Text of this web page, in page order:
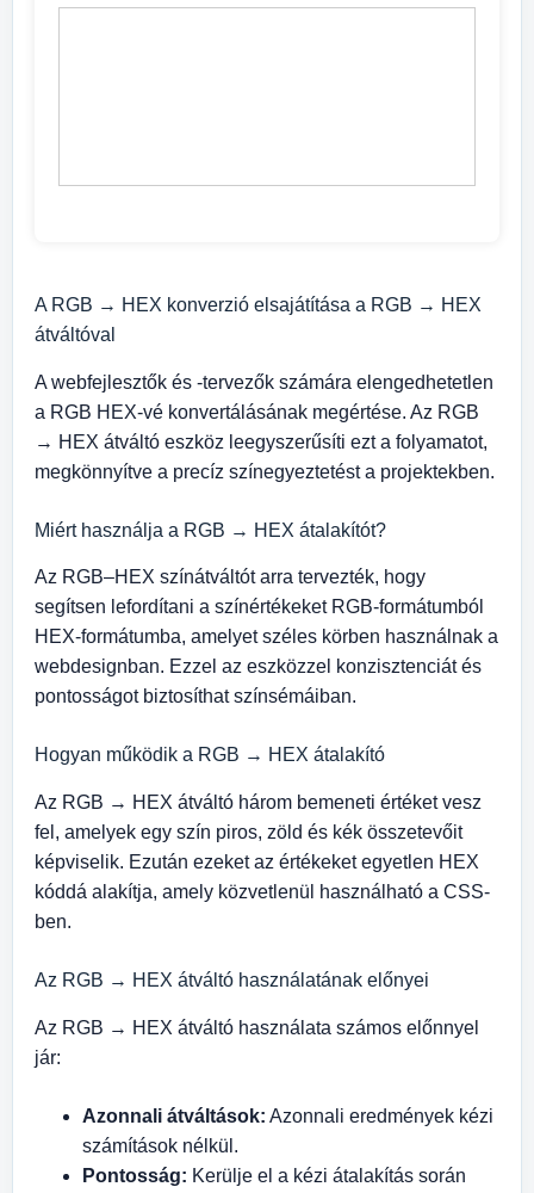
A RGB → HEX konverzió elsajátítása a RGB → HEX
átváltóval
A webfejlesztők és -tervezők számára elengedhetetlen
a RGB HEX-vé konvertálásának megértése. Az RGB
→ HEX átváltó eszköz leegyszerűsíti ezt a folyamatot,
megkönnyítve a precíz színegyeztetést a projektekben.
Miért használja a RGB → HEX átalakítót?
Az RGB–HEX színátváltót arra tervezték, hogy
segítsen lefordítani a színértékeket RGB-formátumból
HEX-formátumba, amelyet széles körben használnak a
webdesignban. Ezzel az eszközzel konzisztenciát és
pontosságot biztosíthat színsémáiban.
Hogyan működik a RGB → HEX átalakító
Az RGB → HEX átváltó három bemeneti értéket vesz
fel, amelyek egy szín piros, zöld és kék összetevőit
képviselik. Ezután ezeket az értékeket egyetlen HEX
kóddá alakítja, amely közvetlenül használható a CSS-
ben.
Az RGB → HEX átváltó használatának előnyei
Az RGB → HEX átváltó használata számos előnnyel
jár:
Azonnali átváltások: Azonnali eredmények kézi
számítások nélkül.
Pontosság: Kerülje el a kézi átalakítás során